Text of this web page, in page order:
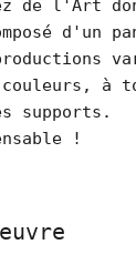
de l'Art
d'un
couleurs, à
supports.
!